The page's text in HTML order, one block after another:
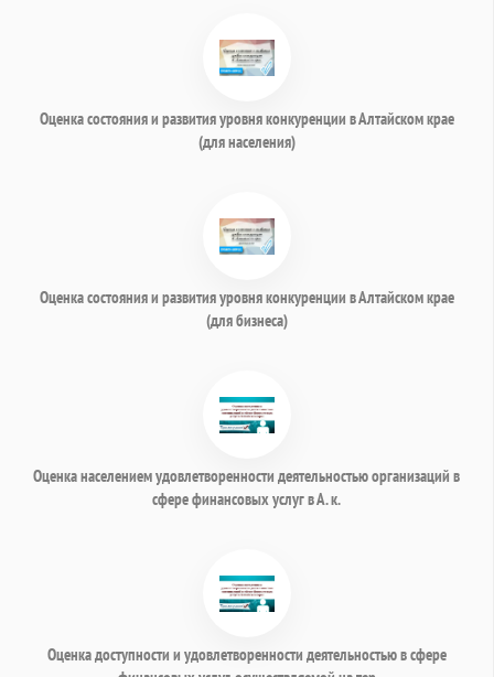
Оценка состояния и развития уровня конкуренции в Алтайском крае
(для населения)
Оценка состояния и развития уровня конкуренции в Алтайском крае
(для бизнеса)
Оценка населением удовлетворенности деятельностью организаций в
сфере финансовых услуг в А. к.
Оценка доступности и удовлетворенности деятельностью в сфере